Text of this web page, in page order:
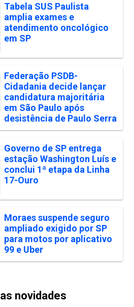
Tabela SUS Paulista
amplia exames e
atendimento oncológico
em SP
Federação PSDB-
Cidadania decide lançar
candidatura majoritária
em São Paulo após
desistência de Paulo Serra
Governo de SP entrega
estação Washington Luís e
conclui 1ª etapa da Linha
17-Ouro
Moraes suspende seguro
ampliado exigido por SP
para motos por aplicativo
99 e Uber
novidades